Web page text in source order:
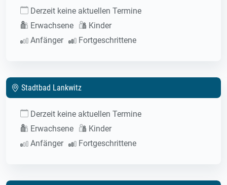
Derzeit keine aktuellen Termine
Erwachsene
Kinder
Anfänger
Fortgeschrittene
Stadtbad Lankwitz
Derzeit keine aktuellen Termine
Erwachsene
Kinder
Anfänger
Fortgeschrittene